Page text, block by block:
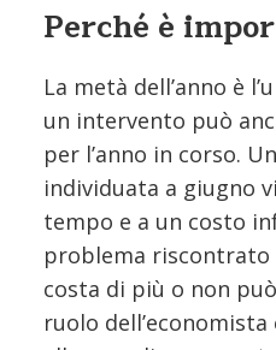
Perché è
La metà dell’anno è
un intervento può
per l’anno in corso.
individuata a giugno
tempo e a un costo
problema
costa di più o non
ruolo